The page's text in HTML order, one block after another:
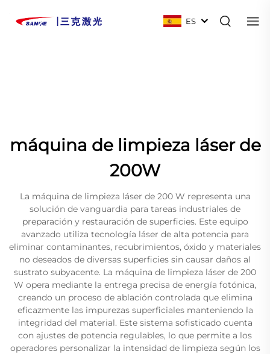
ES
máquina de limpieza láser de
200W
La máquina de limpieza láser de 200 W representa una
solución de vanguardia para tareas industriales de
preparación y restauración de superficies. Este equipo
avanzado utiliza tecnología láser de alta potencia para
eliminar contaminantes, recubrimientos, óxido y materiales
no deseados de diversas superficies sin causar daños al
sustrato subyacente. La máquina de limpieza láser de 200
W opera mediante la entrega precisa de energía fotónica,
creando un proceso de ablación controlada que elimina
eficazmente las impurezas superficiales manteniendo la
integridad del material. Este sistema sofisticado cuenta
con ajustes de potencia regulables, lo que permite a los
operadores personalizar la intensidad de limpieza según los